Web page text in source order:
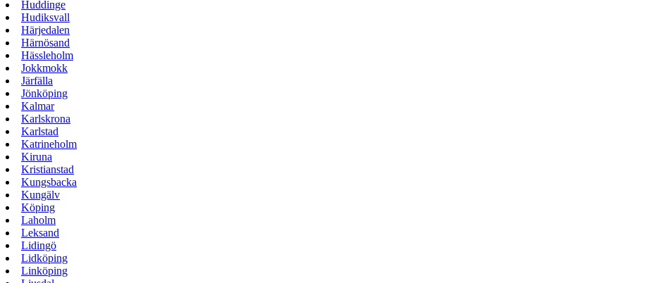
Huddinge
Hudiksvall
Härjedalen
Härnösand
Hässleholm
Jokkmokk
Järfälla
Jönköping
Kalmar
Karlskrona
Karlstad
Katrineholm
Kiruna
Kristianstad
Kungsbacka
Kungälv
Köping
Laholm
Leksand
Lidingö
Lidköping
Linköping